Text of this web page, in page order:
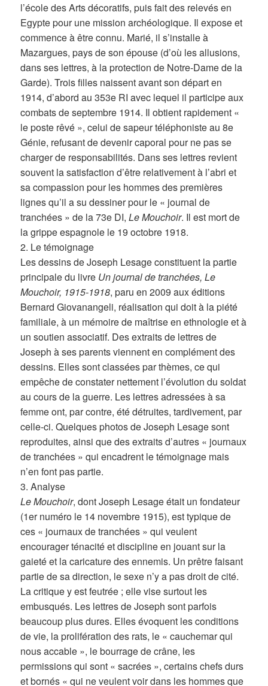
l’école des Arts décoratifs, puis fait des relevés en
Egypte pour une mission archéologique. Il expose et
commence à être connu. Marié, il s’installe à
Mazargues, pays de son épouse (d’où les allusions,
dans ses lettres, à la protection de Notre-Dame de la
Garde). Trois filles naissent avant son départ en
1914, d’abord au 353e RI avec lequel il participe aux
combats de septembre 1914. Il obtient rapidement «
le poste rêvé », celui de sapeur téléphoniste au 8e
Génie, refusant de devenir caporal pour ne pas se
charger de responsabilités. Dans ses lettres revient
souvent la satisfaction d’être relativement à l’abri et
sa compassion pour les hommes des premières
lignes qu’il a su dessiner pour le « journal de
tranchées » de la 73e DI,Le Mouchoir. Il est mort de
la grippe espagnole le 19 octobre 1918.
2. Le témoignage
Les dessins de Joseph Lesage constituent la partie
principale du livre Un journal de tranchées, Le
Mouchoir, 1915-1918, paru en 2009 aux éditions
Bernard Giovanangeli, réalisation qui doit à la piété
familiale, à un mémoire de maîtrise en ethnologie et à
un soutien associatif. Des extraits de lettres de
Joseph à ses parents viennent en complément des
dessins. Elles sont classées par thèmes, ce qui
empêche de constater nettement l’évolution du soldat
au cours de la guerre. Les lettres adressées à sa
femme ont, par contre, été détruites, tardivement, par
celle-ci. Quelques photos de Joseph Lesage sont
reproduites, ainsi que des extraits d’autres « journaux
de tranchées » qui encadrent le témoignage mais
n’en font pas partie.
3. Analyse
Le Mouchoir, dont Joseph Lesage était un fondateur
(1er numéro le 14 novembre 1915), est typique de
ces « journaux de tranchées » qui veulent
encourager ténacité et discipline en jouant sur la
gaieté et la caricature des ennemis. Un prêtre faisant
partie de sa direction, le sexe n’y a pas droit de cité.
La critique y est feutrée ; elle vise surtout les
embusqués. Les lettres de Joseph sont parfois
beaucoup plus dures. Elles évoquent les conditions
de vie, la prolifération des rats, le « cauchemar qui
nous accable », le bourrage de crâne, les
permissions qui sont « sacrées », certains chefs durs
et bornés « qui ne veulent voir dans les hommes que